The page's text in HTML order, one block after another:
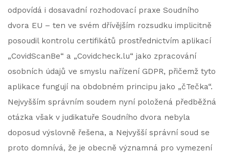
odpovídá i dosavadní rozhodovací praxe Soudního
dvora EU – ten ve svém dřívějším rozsudku implicitně
posoudil kontrolu certifikátů prostřednictvím aplikací
„CovidScanBe“ a „Covidcheck.lu“ jako zpracování
osobních údajů ve smyslu nařízení GDPR, přičemž tyto
aplikace fungují na obdobném principu jako „čTečka“.
Nejvyšším správním soudem nyní položená předběžná
otázka však v judikatuře Soudního dvora nebyla
doposud výslovně řešena, a Nejvyšší správní soud se
proto domnívá, že je obecně významná pro vymezení